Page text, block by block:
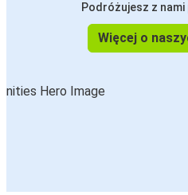
Podróżujesz z
Więcej o